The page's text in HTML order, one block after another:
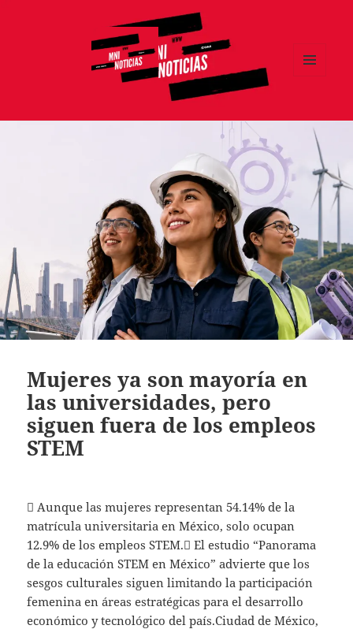
Mujeres ya son mayoría en
las universidades, pero
siguen fuera de los empleos
STEM
 Aunque las mujeres representan 54.14% de la
matrícula universitaria en México, solo ocupan
12.9% de los empleos STEM. El estudio “Panorama
de la educación STEM en México” advierte que los
sesgos culturales siguen limitando la participación
femenina en áreas estratégicas para el desarrollo
económico y tecnológico del país.Ciudad de México,